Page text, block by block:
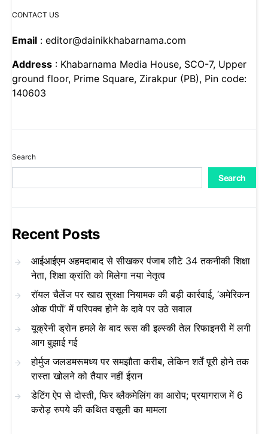
CONTACT US
Email : editor@dainikkhabarnama.com
Address : Khabarnama Media House, SCO-7, Upper
ground floor, Prime Square, Zirakpur (PB), Pin code:
140603
Search
Search
Recent Posts
आईआईएम अहमदाबाद से सीखकर पंजाब लौटे 34 तकनीकी शिक्षा
नेता, शिक्षा क्रांति को मिलेगा नया नेतृत्व
रॉयल चैलेंज पर खाद्य सुरक्षा नियामक की बड़ी कार्रवाई, ‘अमेरिकन
ओक पीपों’ में परिपक्व होने के दावे पर उठे सवाल
यूक्रेनी ड्रोन हमले के बाद रूस की इल्स्की तेल रिफाइनरी में लगी
आग बुझाई गई
होर्मुज जलडमरूमध्य पर समझौता करीब, लेकिन शर्तें पूरी होने तक
रास्ता खोलने को तैयार नहीं ईरान
डेटिंग ऐप से दोस्ती, फिर ब्लैकमेलिंग का आरोप; प्रयागराज में 6
करोड़ रुपये की कथित वसूली का मामला